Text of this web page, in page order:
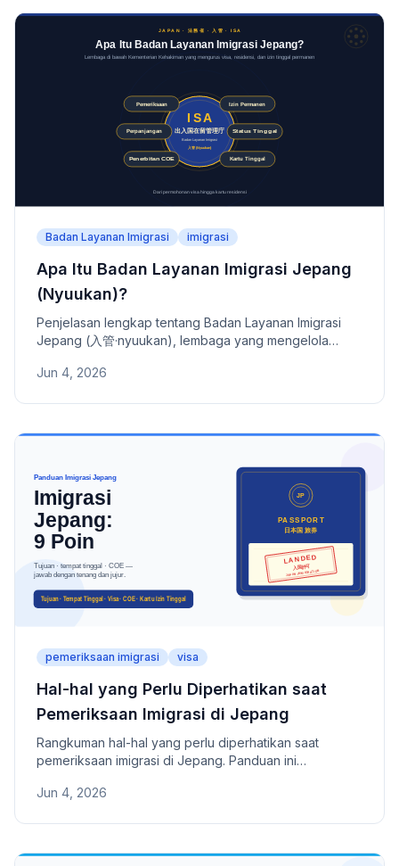
Badan Layanan Imigrasi imigrasi
Apa Itu Badan Layanan Imigrasi Jepang
(Nyuukan)?
Penjelasan lengkap tentang Badan Layanan Imigrasi
Jepang (入管·nyuukan), lembaga yang mengelola
Jepang, mulai dari pemeriksaan visa, status residensi,
Jun 4, 2026
pemeriksaan imigrasi visa
Hal-hal yang Perlu Diperhatikan saat
Pemeriksaan Imigrasi di Jepang
Rangkuman hal-hal yang perlu diperhatikan saat
pemeriksaan imigrasi di Jepang. Panduan ini
mempersiapkan informasi tempat tinggal, membawa
diketahui sebelum memasuki Jepang untuk jangka
Jun 4, 2026